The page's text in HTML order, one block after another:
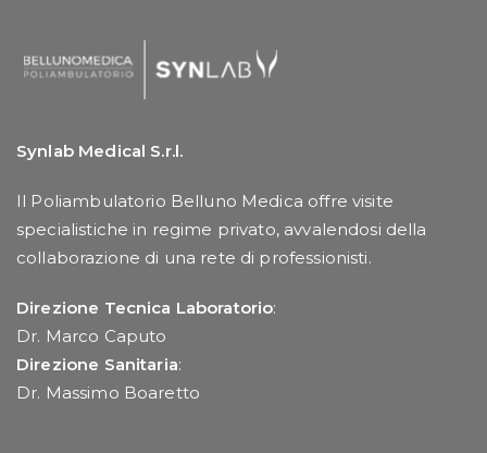
Synlab Medical S.r.l.
Il Poliambulatorio Belluno Medica offre visite
specialistiche in regime privato, avvalendosi della
collaborazione di una rete di professionisti.
Direzione Tecnica Laboratorio:
Dr. Marco Caputo
Direzione Sanitaria:
Dr. Massimo Boaretto